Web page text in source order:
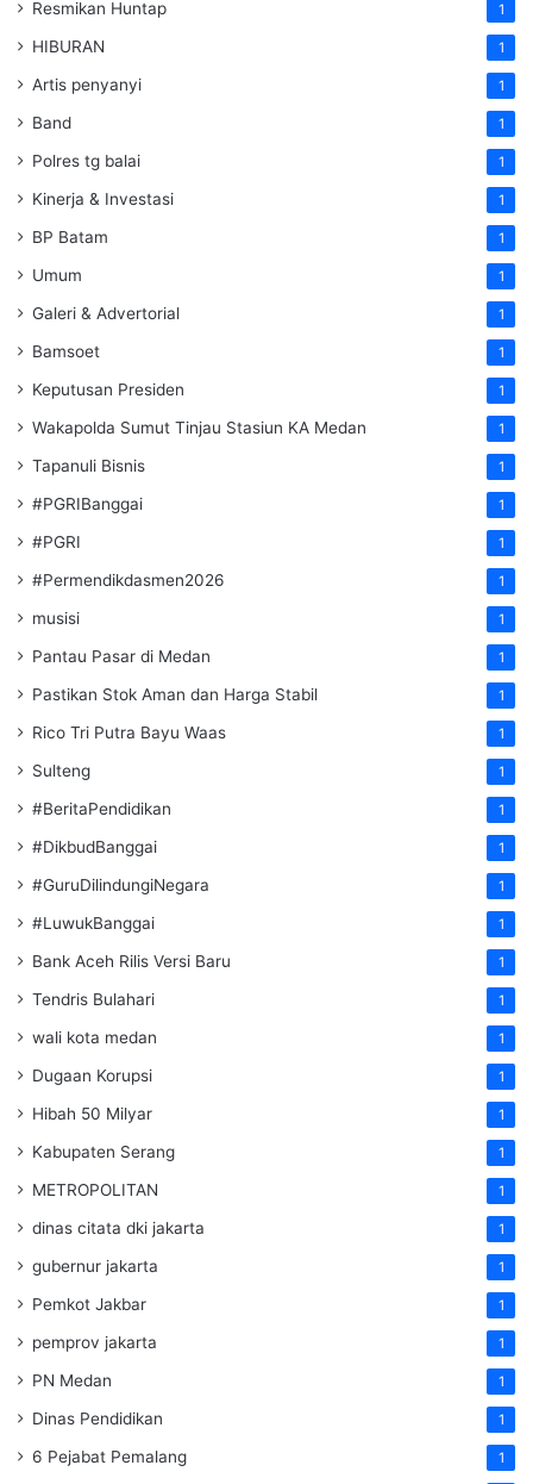
Resmikan Huntap 1
HIBURAN 1
Artis penyanyi 1
Band 1
Polres tg balai 1
Kinerja & Investasi 1
BP Batam 1
Umum 1
Galeri & Advertorial 1
Bamsoet 1
Keputusan Presiden 1
Wakapolda Sumut Tinjau Stasiun KA Medan 1
Tapanuli Bisnis 1
#PGRIBanggai 1
#PGRI 1
#Permendikdasmen2026 1
musisi 1
Pantau Pasar di Medan 1
Pastikan Stok Aman dan Harga Stabil 1
Rico Tri Putra Bayu Waas 1
Sulteng 1
#BeritaPendidikan 1
#DikbudBanggai 1
#GuruDilindungiNegara 1
#LuwukBanggai 1
Bank Aceh Rilis Versi Baru 1
Tendris Bulahari 1
wali kota medan 1
Dugaan Korupsi 1
Hibah 50 Milyar 1
Kabupaten Serang 1
METROPOLITAN 1
dinas citata dki jakarta 1
gubernur jakarta 1
Pemkot Jakbar 1
pemprov jakarta 1
PN Medan 1
Dinas Pendidikan 1
6 Pejabat Pemalang 1